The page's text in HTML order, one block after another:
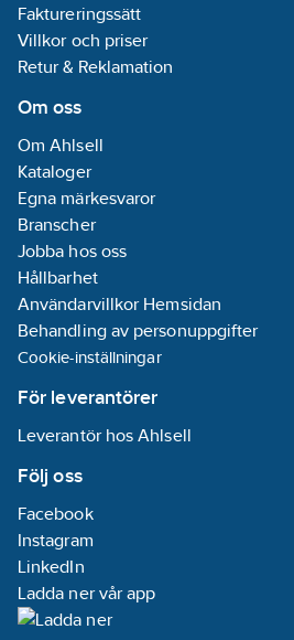
Faktureringssätt
Villkor och priser
Retur & Reklamation
Om oss
Om Ahlsell
Kataloger
Egna märkesvaror
Branscher
Jobba hos oss
Hållbarhet
Användarvillkor Hemsidan
Behandling av personuppgifter
Cookie-inställningar
För leverantörer
Leverantör hos Ahlsell
Följ oss
Facebook
Instagram
LinkedIn
Ladda ner vår app